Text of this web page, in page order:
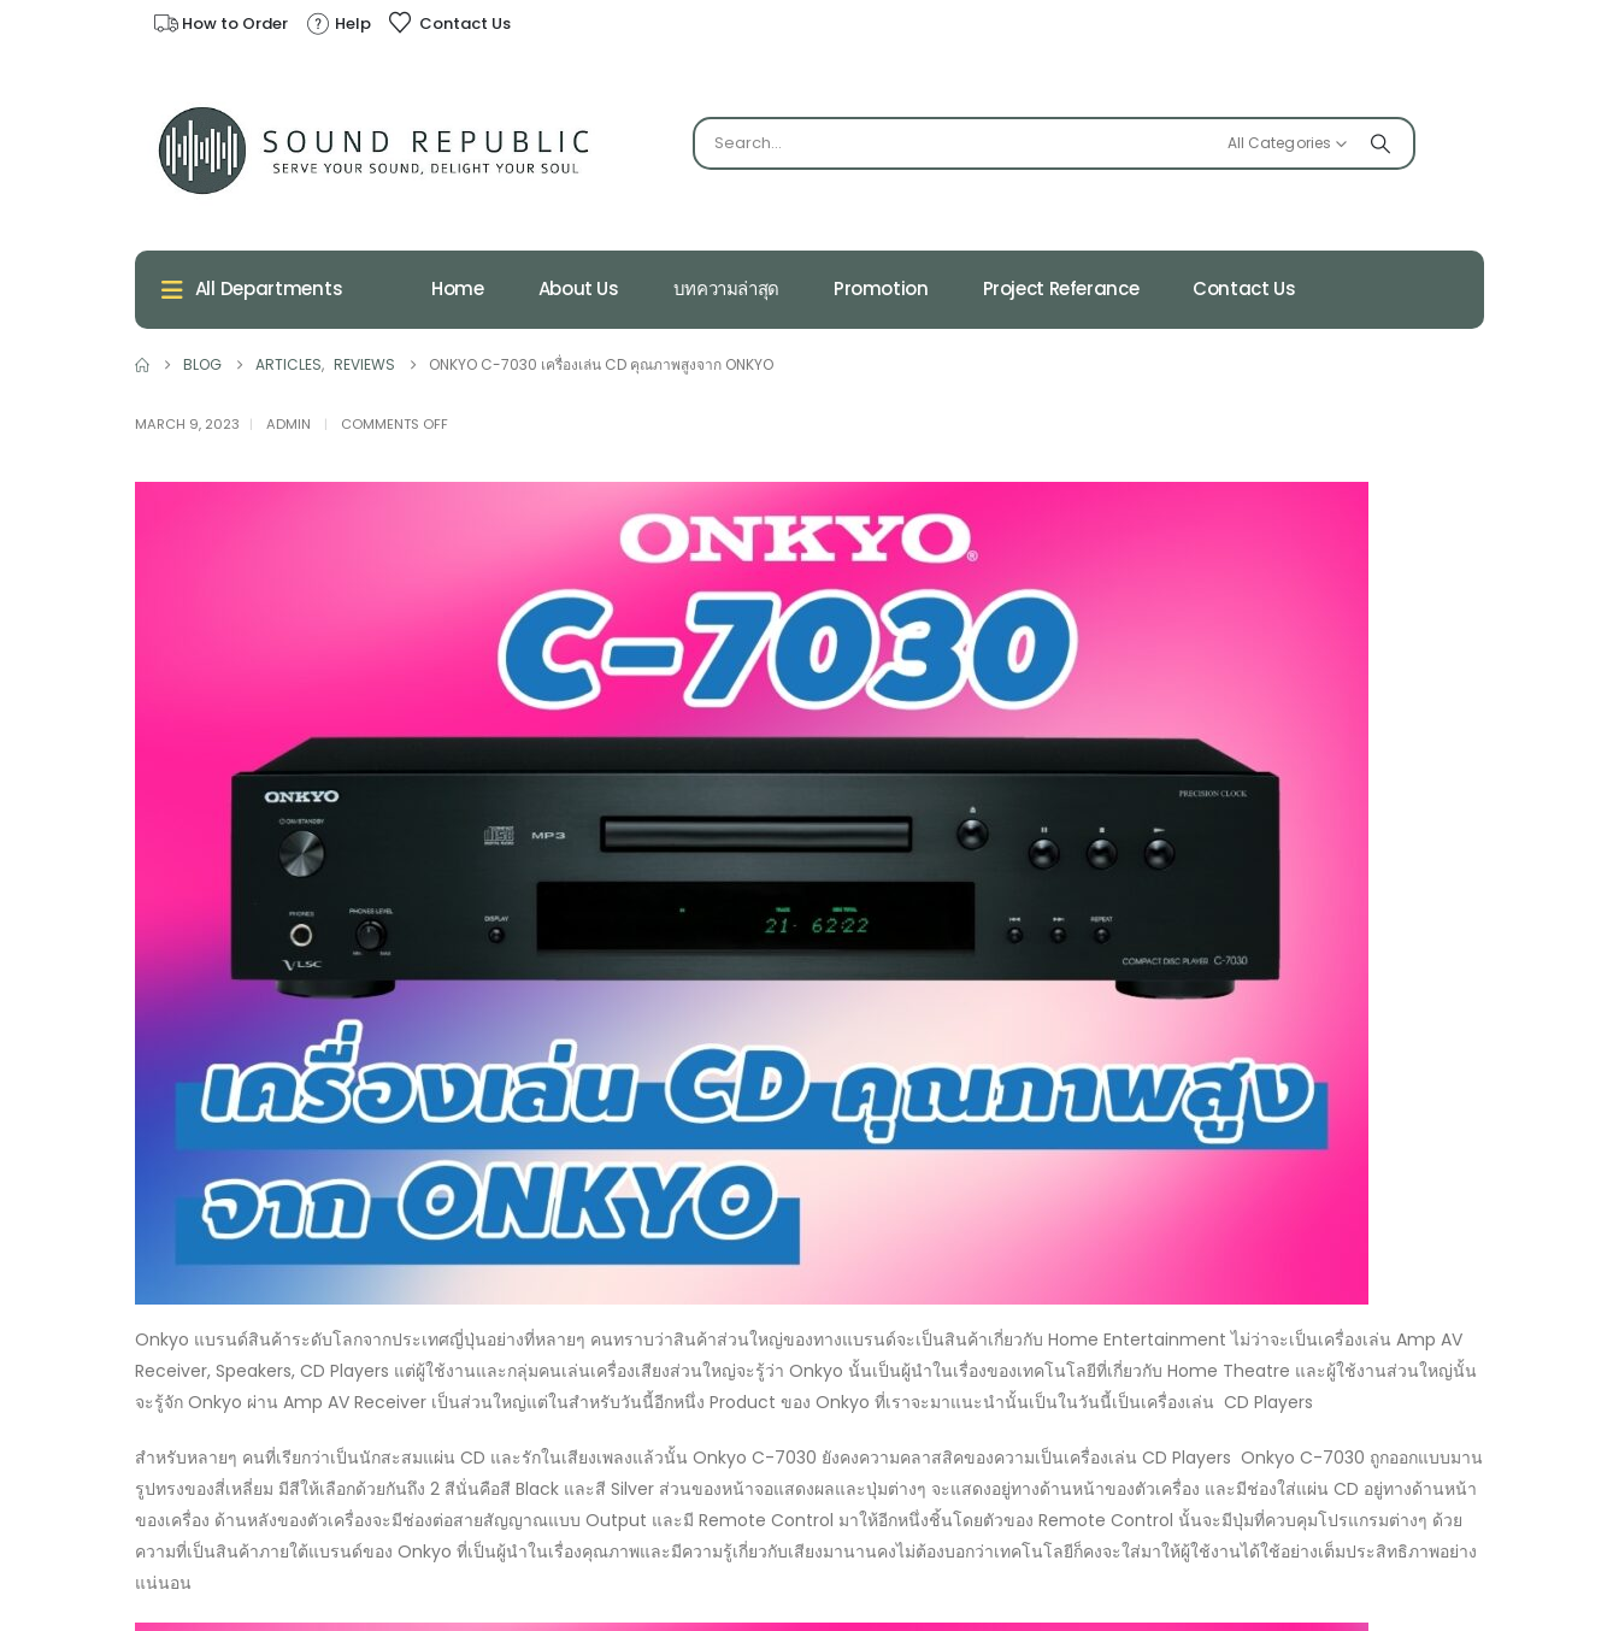
How to Order Help Contact Us
All Categories
All Departments Home About Us บทความล่าสุด Promotion Project Referance Contact Us
BLOG ARTICLES, REVIEWS ONKYO C-7030 เครื่องเล่น CD คุณภาพสูงจาก ONKYO
MARCH 9, 2023 ADMIN COMMENTS OFFON
C-
Onkyo แบรนด์สินค้าระดับโลกจากประเทศญี่ปุ่นอย่างที่หลายๆ คนทราบว่าสินค้าส่วนใหญ่ของทางแบรนด์จะเป็นสินค้าเกี่ยวกับ Home Entertainment ไม่ว่าจะเป็นเครื่องเล่น Amp AV
Receiver, Speakers, CD Players แต่ผู้ใช้งานและกลุ่มคนเล่นเครื่องเสียงส่วนใหญ่จะรู้ว่า Onkyo นั้นเป็นผู้นำในเรื่องของเทคโนโลยีที่เกี่ยวกับ Home Theatre และผู้ใช้งานส่วนใหญ่นั้น
จะรู้จัก Onkyo ผ่าน Amp AV Receiver เป็นส่วนใหญ่แต่ในสำหรับวันนี้อีกหนึ่ง Product ของ Onkyo ที่เราจะมาแนะนำนั้นเป็นในวันนี้เป็นเครื่องเล่น CD Players
สำหรับหลายๆ คนที่เรียกว่าเป็นนักสะสมแผ่น CD และรักในเสียงเพลงแล้วนั้น Onkyo C-7030 ยังคงความคลาสสิคของความเป็นเครื่องเล่น CD Players Onkyo C-7030 ถูกออกแบบมาน
รูปทรงของสี่เหลี่ยม มีสีให้เลือกด้วยกันถึง 2 สีนั่นคือสี Black และสี Silver ส่วนของหน้าจอแสดงผลและปุ่มต่างๆ จะแสดงอยู่ทางด้านหน้าของตัวเครื่อง และมีช่องใส่แผ่น CD อยู่ทางด้านหน้า
ของเครื่อง ด้านหลังของตัวเครื่องจะมีช่องต่อสายสัญญาณแบบ Output และมี Remote Control มาให้อีกหนึ่งชิ้นโดยตัวของ Remote Control นั้นจะมีปุ่มที่ควบคุมโปรแกรมต่างๆ ด้วย
ความที่เป็นสินค้าภายใต้แบรนด์ของ Onkyo ที่เป็นผู้นำในเรื่องคุณภาพและมีความรู้เกี่ยวกับเสียงมานานคงไม่ต้องบอกว่าเทคโนโลยีก็คงจะใส่มาให้ผู้ใช้งานได้ใช้อย่างเต็มประสิทธิภาพอย่าง
แน่นอน